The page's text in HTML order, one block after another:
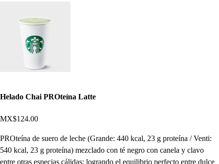
Helado Chai PROteína Latte
MX$124.00
PROteína de suero de leche (Grande: 440 kcal, 23 g proteína / Venti:
540 kcal, 23 g proteína) mezclado con té negro con canela y clavo
entre otras especias cálidas; logrando el equilibrio perfecto entre dulce